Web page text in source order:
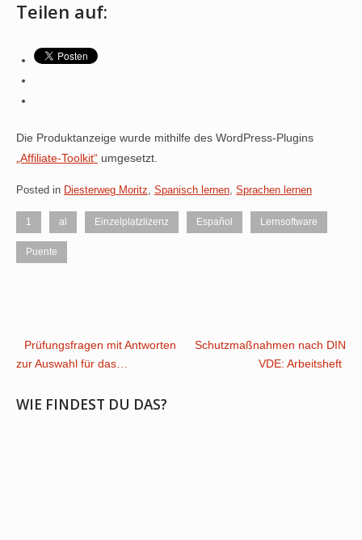
Teilen auf:
Die Produktanzeige wurde mithilfe des WordPress-Plugins
„Affiliate-Toolkit“ umgesetzt.
Posted in Diesterweg Moritz, Spanisch lernen, Sprachen lernen
1 al Einzelplatzlizenz Español Lernsoftware
Puente
Post
Prüfungsfragen mit Antworten
zur Auswahl für das…
Schutzmaßnahmen nach DIN
VDE: Arbeitsheft
WIE FINDEST DU DAS?